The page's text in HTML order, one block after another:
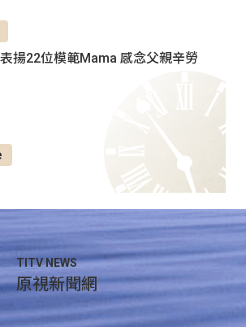
揚22位模範Mama 感念父親辛勞
TITV NEWS
原視新聞網